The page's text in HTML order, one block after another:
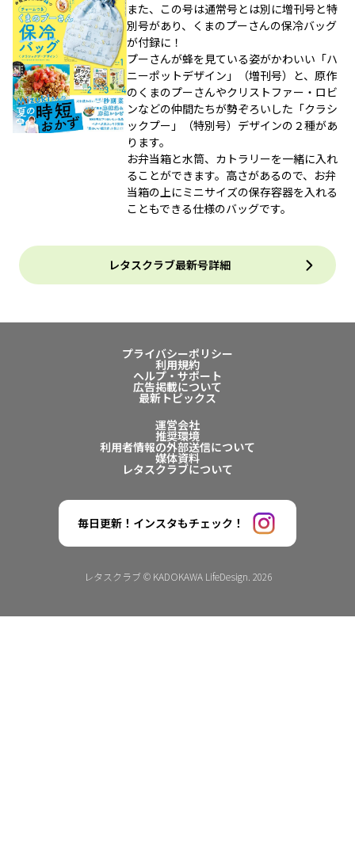
また、この号は通常号とは別に増刊号と特
別号があり、くまのプーさんの保冷バッグ
が付録に！
プーさんが蜂を見ている姿がかわいい「ハ
ニーポットデザイン」（増刊号）と、原作
のくまのプーさんやクリストファー・ロビ
ンなどの仲間たちが勢ぞろいした「クラシ
ックプー」（特別号）デザインの２種があ
ります。
お弁当箱と水筒、カトラリーを一緒に入れ
ることができます。高さがあるので、お弁
当箱の上にミニサイズの保存容器を入れる
こともできる仕様のバッグです。
レタスクラブ最新号詳細
プライバシーポリシー
利用規約
ヘルプ・サポート
広告掲載について
最新トピックス
運営会社
推奨環境
利用者情報の外部送信について
媒体資料
レタスクラブについて
毎日更新！インスタもチェック！
レタスクラブ © KADOKAWA LifeDesign. 2026